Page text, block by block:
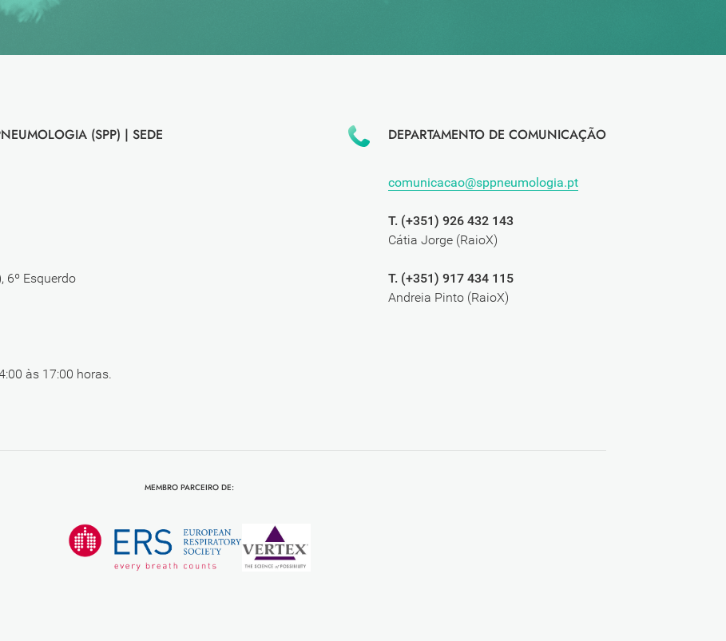
(SPP) | SEDE
6º Esquerdo
às 17:00 horas.
DEPARTAMENTO DE COMUNICAÇÃO
comunicacao@sppneumologia.pt
T. (+351) 926 432 143
Cátia Jorge (RaioX)
T. (+351) 917 434 115
Andreia Pinto (RaioX)
MEMBRO PARCEIRO DE: